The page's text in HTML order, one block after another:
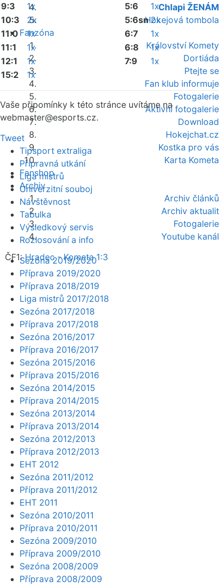
Chlapi ŽENÁM
Hokejová tombola
Fanzóna
Království Komety
Dortiáda
Ptejte se
Fan klub informuje
Fotogalerie
Aktivní fotogalerie
Download
Hokejchat.cz
Kostka pro vás
Karta Kometa
Fanshop
Archiv
Archiv článků
Archiv aktualit
Fotogalerie
Youtube kanál
ČF1:Hradec - Kometa 1:3
9:3
1x
10:3
2x
11:0
1x
11:1
1x
12:1
1x
15:2
1x
5:6
1x
5:6sn 2x
6:7
1x
6:8
1x
7:9
1x
Vaše připomínky k této stránce uvítáme na
webmaster@esports.cz.
Tweet
Tipsport extraliga
Přípravná utkání
Liga mistrů
Univerzitní souboj
Návštěvnost
Tabulka
Výsledkový servis
Rozlosování a info
Sezóna 2019/2020
Příprava 2019/2020
Příprava 2018/2019
Liga mistrů 2017/2018
Sezóna 2017/2018
Příprava 2017/2018
Sezóna 2016/2017
Příprava 2016/2017
Sezóna 2015/2016
Příprava 2015/2016
Sezóna 2014/2015
Příprava 2014/2015
Sezóna 2013/2014
Příprava 2013/2014
Sezóna 2012/2013
Příprava 2012/2013
EHT 2012
Sezóna 2011/2012
Příprava 2011/2012
EHT 2011
Sezóna 2010/2011
Příprava 2010/2011
Sezóna 2009/2010
Příprava 2009/2010
Sezóna 2008/2009
Příprava 2008/2009